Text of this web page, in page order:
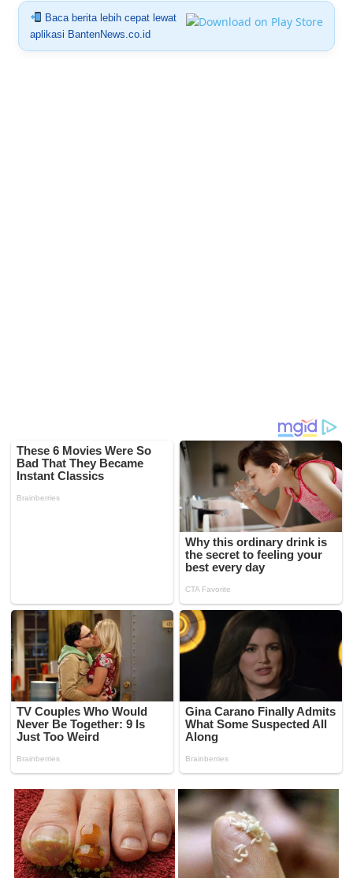
Baca berita lebih cepat lewat
aplikasi BantenNews.co.id